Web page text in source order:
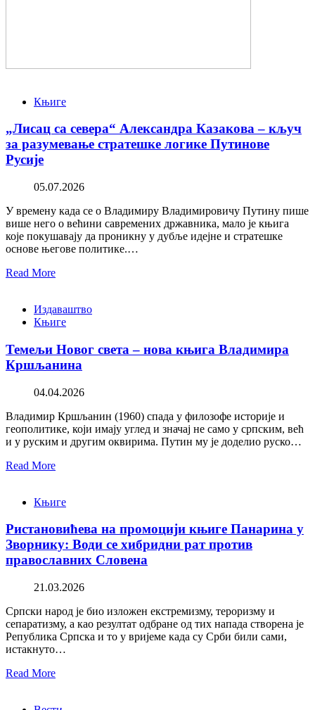
Књиге
„Лисац са севера“ Александра Казакова – кључ
за разумевање стратешке логике Путинове
Русије
05.07.2026
У времену када се о Владимиру Владимировичу Путину пише
више него о већини савремених државника, мало је књига
које покушавају да проникну у дубље идејне и стратешке
основе његове политике.…
Read More
Издаваштво
Књиге
Темељи Новог света – нова књига Владимира
Кршљанина
04.04.2026
Владимир Кршљанин (1960) спада у филозофе историје и
геополитике, који имају углед и значај не само у српским, већ
и у руским и другим оквирима. Путин му је доделио руско…
Read More
Књиге
Ристановићева на промоцији књиге Панарина у
Зворнику: Води се хибридни рат против
православних Словена
21.03.2026
Српски народ је био изложен екстремизму, тероризму и
сепаратизму, а као резултат одбране од тих напада створена је
Република Српска и то у вријеме када су Срби били сами,
истакнуто…
Read More